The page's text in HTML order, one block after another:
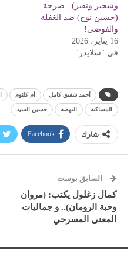
وشخير ونفير).. صرخة
(حسين نوح) ضد الغفلة
والفوضى!
16 يناير، 2026
في "سلايدر"
أحمد شفيق كامل أم كلثوم
المساكنة النهضة حسين السيد
شارك Facebook
السابق بوست
كمال زغلول يكتب: (مروان
وحبة الرومان).. و جماليات
المعنى المسرحي